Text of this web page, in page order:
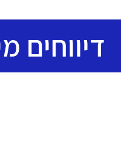
דיווחים